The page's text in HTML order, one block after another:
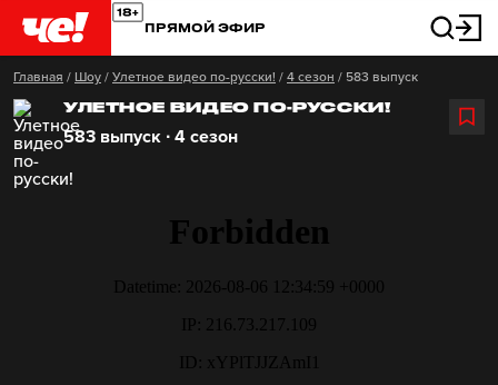
ПРЯМОЙ ЭФИР
Главная / Шоу / Улетное видео по-русски! / 4 сезон / 583 выпуск
УЛЕТНОЕ ВИДЕО ПО-РУССКИ!
583 выпуск ∙ 4 сезон